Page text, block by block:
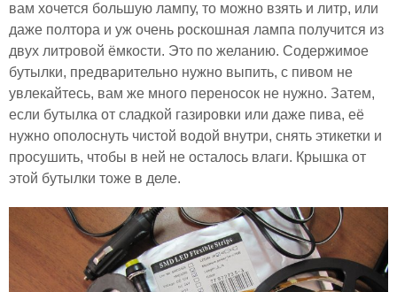
вам хочется большую лампу, то можно взять и литр, или
даже полтора и уж очень роскошная лампа получится из
двух литровой ёмкости. Это по желанию. Содержимое
бутылки, предварительно нужно выпить, с пивом не
увлекайтесь, вам же много переносок не нужно. Затем,
если бутылка от сладкой газировки или даже пива, её
нужно ополоснуть чистой водой внутри, снять этикетки и
просушить, чтобы в ней не осталось влаги. Крышка от
этой бутылки тоже в деле.